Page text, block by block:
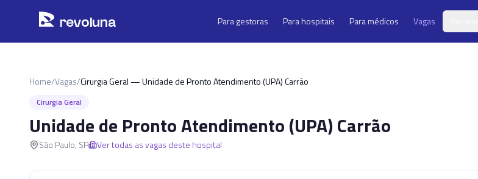
revoluna Para gestoras Para hospitais Para médicos Vagas
Home/Vagas/Cirurgia Geral — Unidade de Pronto Atendimento (UPA) Carrão
Cirurgia Geral
Unidade de Pronto Atendimento (UPA) Carrão
São Paulo, SP Ver todas as vagas deste hospital